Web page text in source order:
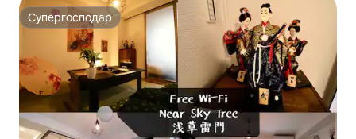
Супергосподар
Супергосподар